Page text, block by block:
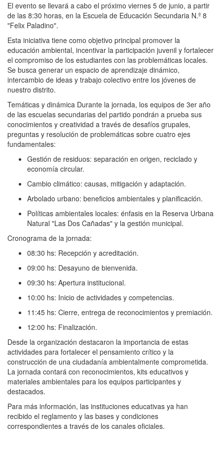
El evento se llevará a cabo el próximo viernes 5 de junio, a partir
de las 8:30 horas, en la Escuela de Educación Secundaria N.º 8
"Felix Paladino".
Esta iniciativa tiene como objetivo principal promover la
educación ambiental, incentivar la participación juvenil y fortalecer
el compromiso de los estudiantes con las problemáticas locales.
Se busca generar un espacio de aprendizaje dinámico,
intercambio de ideas y trabajo colectivo entre los jóvenes de
nuestro distrito.
Temáticas y dinámica Durante la jornada, los equipos de 3er año
de las escuelas secundarias del partido pondrán a prueba sus
conocimientos y creatividad a través de desafíos grupales,
preguntas y resolución de problemáticas sobre cuatro ejes
fundamentales:
Gestión de residuos: separación en origen, reciclado y
economía circular.
Cambio climático: causas, mitigación y adaptación.
Arbolado urbano: beneficios ambientales y planificación.
Políticas ambientales locales: énfasis en la Reserva Urbana
Natural "Las Dos Cañadas" y la gestión municipal.
Cronograma de la jornada:
08:30 hs: Recepción y acreditación.
09:00 hs: Desayuno de bienvenida.
09:30 hs: Apertura institucional.
10:00 hs: Inicio de actividades y competencias.
11:45 hs: Cierre, entrega de reconocimientos y premiación.
12:00 hs: Finalización.
Desde la organización destacaron la importancia de estas
actividades para fortalecer el pensamiento crítico y la
construcción de una ciudadanía ambientalmente comprometida.
La jornada contará con reconocimientos, kits educativos y
materiales ambientales para los equipos participantes y
destacados.
Para más información, las instituciones educativas ya han
recibido el reglamento y las bases y condiciones
correspondientes a través de los canales oficiales.